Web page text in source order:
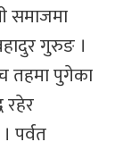
समाजमा
गुरुङ ।
तहमा पुगेका
पर्वत